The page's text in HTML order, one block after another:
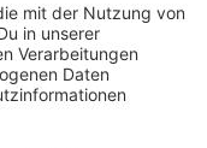
die
oder der
Tatsächlich